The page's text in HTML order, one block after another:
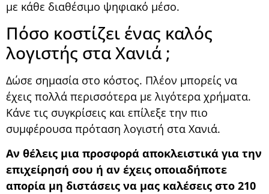
με κάθε διαθέσιμο ψηφιακό μέσο.
Πόσο κοστίζει ένας καλός
λογιστής στα Χανιά ;
Δώσε σημασία στο κόστος. Πλέον μπορείς να
έχεις πολλά περισσότερα με λιγότερα χρήματα.
Κάνε τις συγκρίσεις και επίλεξε την πιο
συμφέρουσα πρόταση λογιστή στα Χανιά.
Αν θέλεις μια προσφορά αποκλειστικά για την
επιχείρησή σου ή αν έχεις οποιαδήποτε
απορία μη διστάσεις να μας καλέσεις στο 210